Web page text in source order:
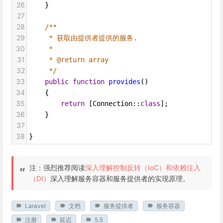
26
    }
27
28
/**
29 * 获取由提供者提供的服务.
30 *
31 * @return array
32 */
33 public function provides ()
34
    {
35 return [Connection:: class];
36
    }
37
38
}
注：强烈推荐阅读深入理解控制反转（IoC）和依赖注入
（DI） 深入理解服务容器和服务提供者的实现原理。
Laravel 文档 服务提供者
服务容器
注册
延迟 5.5